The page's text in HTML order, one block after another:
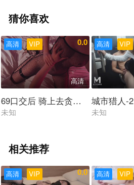
猜你喜欢
VIP
高清 0.0
高清
69口交后 骑上去贪婪地扭着腰
未知
VIP
高清
城市猎人-2
未知
相关推荐
VIP
高清 0.0 VIP
高清